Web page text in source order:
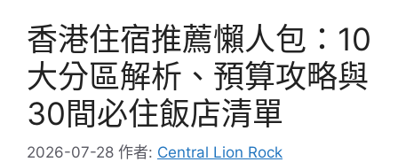
香港住宿推薦懶人包：10
大分區解析、預算攻略與
30間必住飯店清單
2026-07-28 作者: Central Lion Rock